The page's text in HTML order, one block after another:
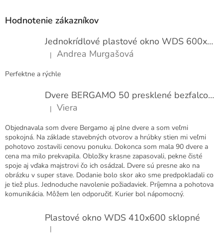
Hodnotenie zákazníkov
Jednokrídlové plastové okno WDS 600x1000
Hodnotenie produktu je 5 z 5 hviezdičiek.
| Andrea Murgašová
Perfektne a rýchle
Dvere BERGAMO 50 presklené bezfalcové EXTRA
Hodnotenie produktu je 5 z 5 hviezdičiek.
| Viera
Objednavala som dvere Bergamo aj plne dvere a som veľmi
spokojná. Na základe stavebných otvorov a hrúbky stien mi veľmi
pohotovo zostavili cenovu ponuku. Dokonca som mala 90 dvere a
cena ma milo prekvapila. Obložky krasne zapasovali, pekne čisté
spoje aj vďaka majstrovi čo ich osádzal. Dvere sú presne ako na
obrázku v super stave. Dodanie bolo skor ako sme predpokladali co
je tiež plus. Jednoduche navolenie požiadaviek. Príjemna a pohotova
komunikácia. Môžem len odporučiť. Kurier bol nápomocný.
Plastové okno WDS 410x600 sklopné
Hodnotenie produktu je 5 z 5 hviezdičiek.
|